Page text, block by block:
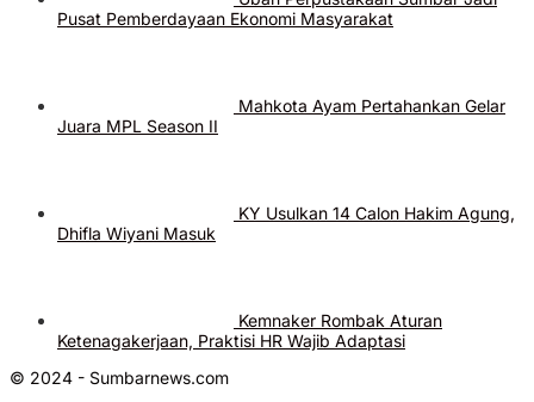
Pusat Pemberdayaan Ekonomi Masyarakat
Mahkota Ayam Pertahankan Gelar
Juara MPL Season II
KY Usulkan 14 Calon Hakim Agung,
Dhifla Wiyani Masuk
Kemnaker Rombak Aturan
Ketenagakerjaan, Praktisi HR Wajib Adaptasi
© 2024 - Sumbarnews.com